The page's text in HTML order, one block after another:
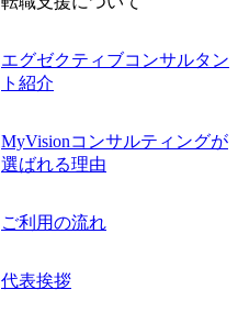
エグゼクティブコンサルタン
ト紹介
MyVisionコンサルティングが
選ばれる理由
ご利用の流れ
代表挨拶